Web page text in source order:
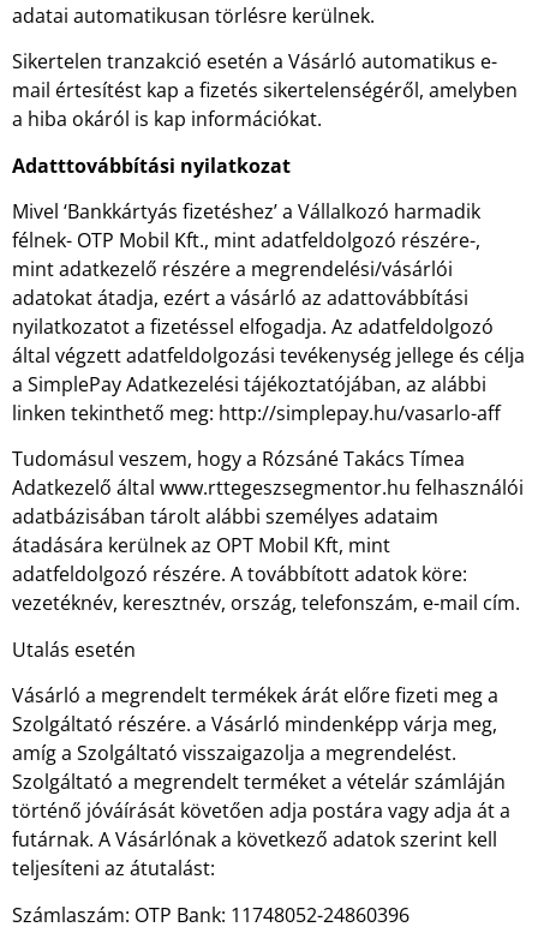
adatai automatikusan törlésre kerülnek.
Sikertelen tranzakció esetén a Vásárló automatikus e-
mail értesítést kap a fizetés sikertelenségéről, amelyben
a hiba okáról is kap információkat.
Adatttovábbítási nyilatkozat
Mivel ‘Bankkártyás fizetéshez’ a Vállalkozó harmadik
félnek- OTP Mobil Kft., mint adatfeldolgozó részére-,
mint adatkezelő részére a megrendelési/vásárlói
adatokat átadja, ezért a vásárló az adattovábbítási
nyilatkozatot a fizetéssel elfogadja. Az adatfeldolgozó
által végzett adatfeldolgozási tevékenység jellege és célja
a SimplePay Adatkezelési tájékoztatójában, az alábbi
linken tekinthető meg: http://simplepay.hu/vasarlo-aff
Tudomásul veszem, hogy a Rózsáné Takács Tímea
Adatkezelő által www.rttegeszsegmentor.hu felhasználói
adatbázisában tárolt alábbi személyes adataim
átadására kerülnek az OPT Mobil Kft, mint
adatfeldolgozó részére. A továbbított adatok köre:
vezetéknév, keresztnév, ország, telefonszám, e-mail cím.
Utalás esetén
Vásárló a megrendelt termékek árát előre fizeti meg a
Szolgáltató részére. a Vásárló mindenképp várja meg,
amíg a Szolgáltató visszaigazolja a megrendelést.
Szolgáltató a megrendelt terméket a vételár számláján
történő jóváírását követően adja postára vagy adja át a
futárnak. A Vásárlónak a következő adatok szerint kell
teljesíteni az átutalást:
Számlaszám: OTP Bank: 11748052-24860396